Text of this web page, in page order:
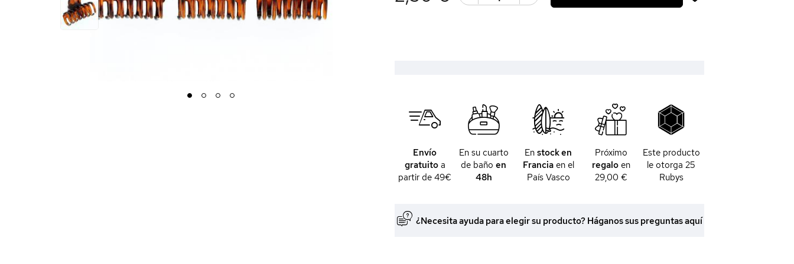
1 2 3 4
Envío
gratuitoa
partir de 49€
En su cuarto
de bañoen
48h
Enstock en
Franciaen el
País Vasco
Próximo
regaloen
29,00 €
Este producto
le otorga25
Rubys
¿Necesita ayuda para elegir su producto? Háganos sus preguntas aquí